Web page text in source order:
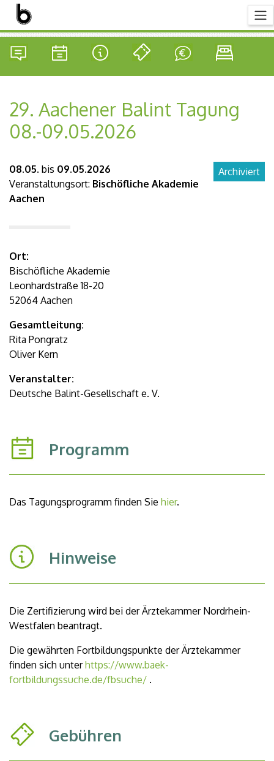
29. Aachener Balint Tagung
08.-09.05.2026
Archiviert
08.05. bis 09.05.2026
Veranstaltungsort: Bischöfliche Akademie
Aachen
Ort:
Bischöfliche Akademie
Leonhardstraße 18-20
52064 Aachen
Gesamtleitung:
Rita Pongratz
Oliver Kern
Veranstalter:
Deutsche Balint-Gesellschaft e. V.
Programm
Das Tagungsprogramm finden Sie hier.
Hinweise
Die Zertifizierung wird bei der Ärztekammer Nordrhein-
Westfalen beantragt.
Die gewährten Fortbildungspunkte der Ärztekammer
finden sich unterhttps://www.baek-
fortbildungssuche.de/fbsuche/ .
Gebühren